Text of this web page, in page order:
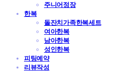
주니어정장
한복
돌잔치가족한복세트
여아한복
남아한복
성인한복
피팅예약
리뷰작성